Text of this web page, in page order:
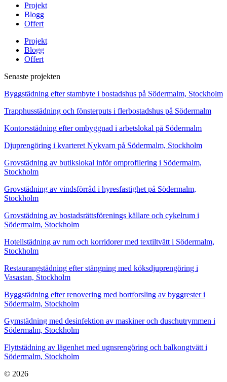
Projekt
Blogg
Offert
Projekt
Blogg
Offert
Senaste projekten
Byggstädning efter stambyte i bostadshus på Södermalm, Stockholm
Trapphusstädning och fönsterputs i flerbostadshus på Södermalm
Kontorsstädning efter ombyggnad i arbetslokal på Södermalm
Djuprengöring i kvarteret Nykvarn på Södermalm, Stockholm
Grovstädning av butikslokal inför omprofilering i Södermalm,
Stockholm
Grovstädning av vindsförråd i hyresfastighet på Södermalm,
Stockholm
Grovstädning av bostadsrättsförenings källare och cykelrum i
Södermalm, Stockholm
Hotellstädning av rum och korridorer med textiltvätt i Södermalm,
Stockholm
Restaurangstädning efter stängning med köksdjuprengöring i
Vasastan, Stockholm
Byggstädning efter renovering med bortforsling av byggrester i
Södermalm, Stockholm
Gymstädning med desinfektion av maskiner och duschutrymmen i
Södermalm, Stockholm
Flyttstädning av lägenhet med ugnsrengöring och balkongtvätt i
Södermalm, Stockholm
© 2026